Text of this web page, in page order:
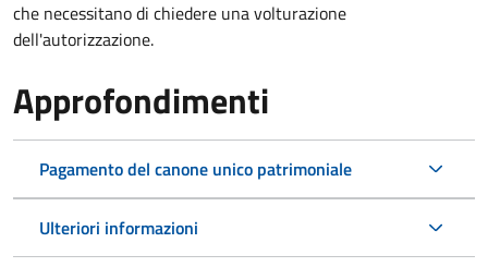
che necessitano di chiedere una volturazione
dell'autorizzazione.
Approfondimenti
Pagamento del canone unico patrimoniale
Ulteriori informazioni